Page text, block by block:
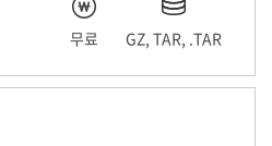
무료 GZ, TAR, .TAR